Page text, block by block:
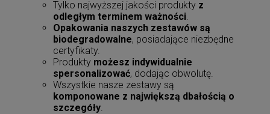
Tylko najwyższej jakości produkty z
odległym terminem ważności.
Opakowania naszych zestawów są
biodegradowalne, posiadające niezbędne
certyfikaty.
Produkty możesz indywidualnie
spersonalizować, dodając obwolutę.
Wszystkie nasze zestawy są
komponowane z największą dbałością o
szczegóły.